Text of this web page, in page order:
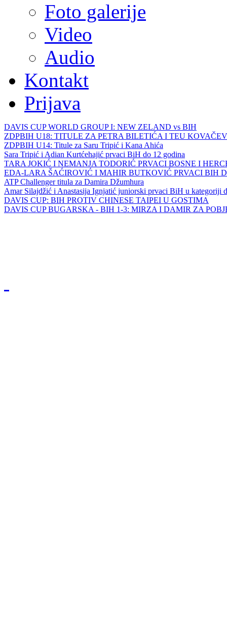
Foto galerije
Video
Audio
Kontakt
Prijava
DAVIS CUP WORLD GROUP I: NEW ZELAND vs BIH
ZDPBIH U18: TITULE ZA PETRA BILETIĆA I TEU
ZDPBIH U14: Titule za Saru Tripić i Kana Ahića
Sara Tripić i Adian Kurtćehajić prvaci BiH do 12 godina
TARA JOKIĆ I NEMANJA TODORIĆ PRVACI BOSNE I
EDA-LARA ŠAĆIROVIĆ I MAHIR BUTKOVIĆ PRVACI BIH
ATP Challenger titula za Damira Džumhura
Amar Silajdžić i Anastasija Ignjatić juniorski prvaci BiH u kategoriji
DAVIS CUP: BIH PROTIV CHINESE TAIPEI U GOSTIMA
DAVIS CUP BUGARSKA - BIH 1-3: MIRZA I DAMIR ZA